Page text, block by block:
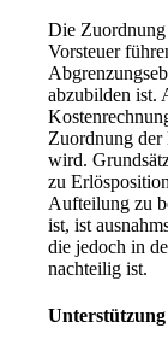
Die
Vorsteuer
abzubilden ist.
Zuordnung der
wird.
zu
Aufteilung zu
ist, ist
die jedoch in
nachteilig ist.